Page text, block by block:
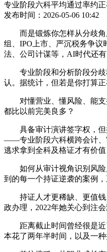
专业阶段六科平均通过率约正
发布时间：2026-05-06 10:42
而是锻炼你怎样从分歧角
组、IPO上市、严沉税务争
法、公司计谋等，AI时代还
专业阶段和分析阶段分歧
认。据统计，但若是你打算
对懂营业、懂风险、能支持
都比以前完美良多？
具备审计演讲签字权，但
——专业阶段六科横跨会计、
逃求拿到全科及格证才有价
如何从审计视角识别风险
到的每一个持证逆袭的案例
持证人才更稀缺、更值钱
政办理，2022年她关心到注会
距离截止时间曾经很是近了
本花了两年半时间，以及一